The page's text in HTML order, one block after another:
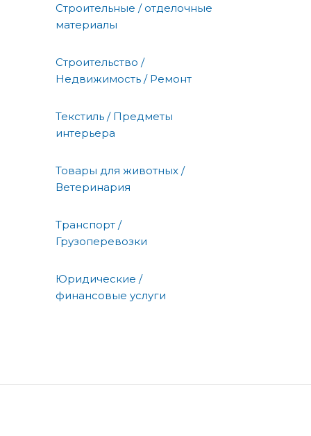
Строительные / отделочные
материалы
Строительство /
Недвижимость / Ремонт
Текстиль / Предметы
интерьера
Товары для животных /
Ветеринария
Транспорт /
Грузоперевозки
Юридические /
финансовые услуги